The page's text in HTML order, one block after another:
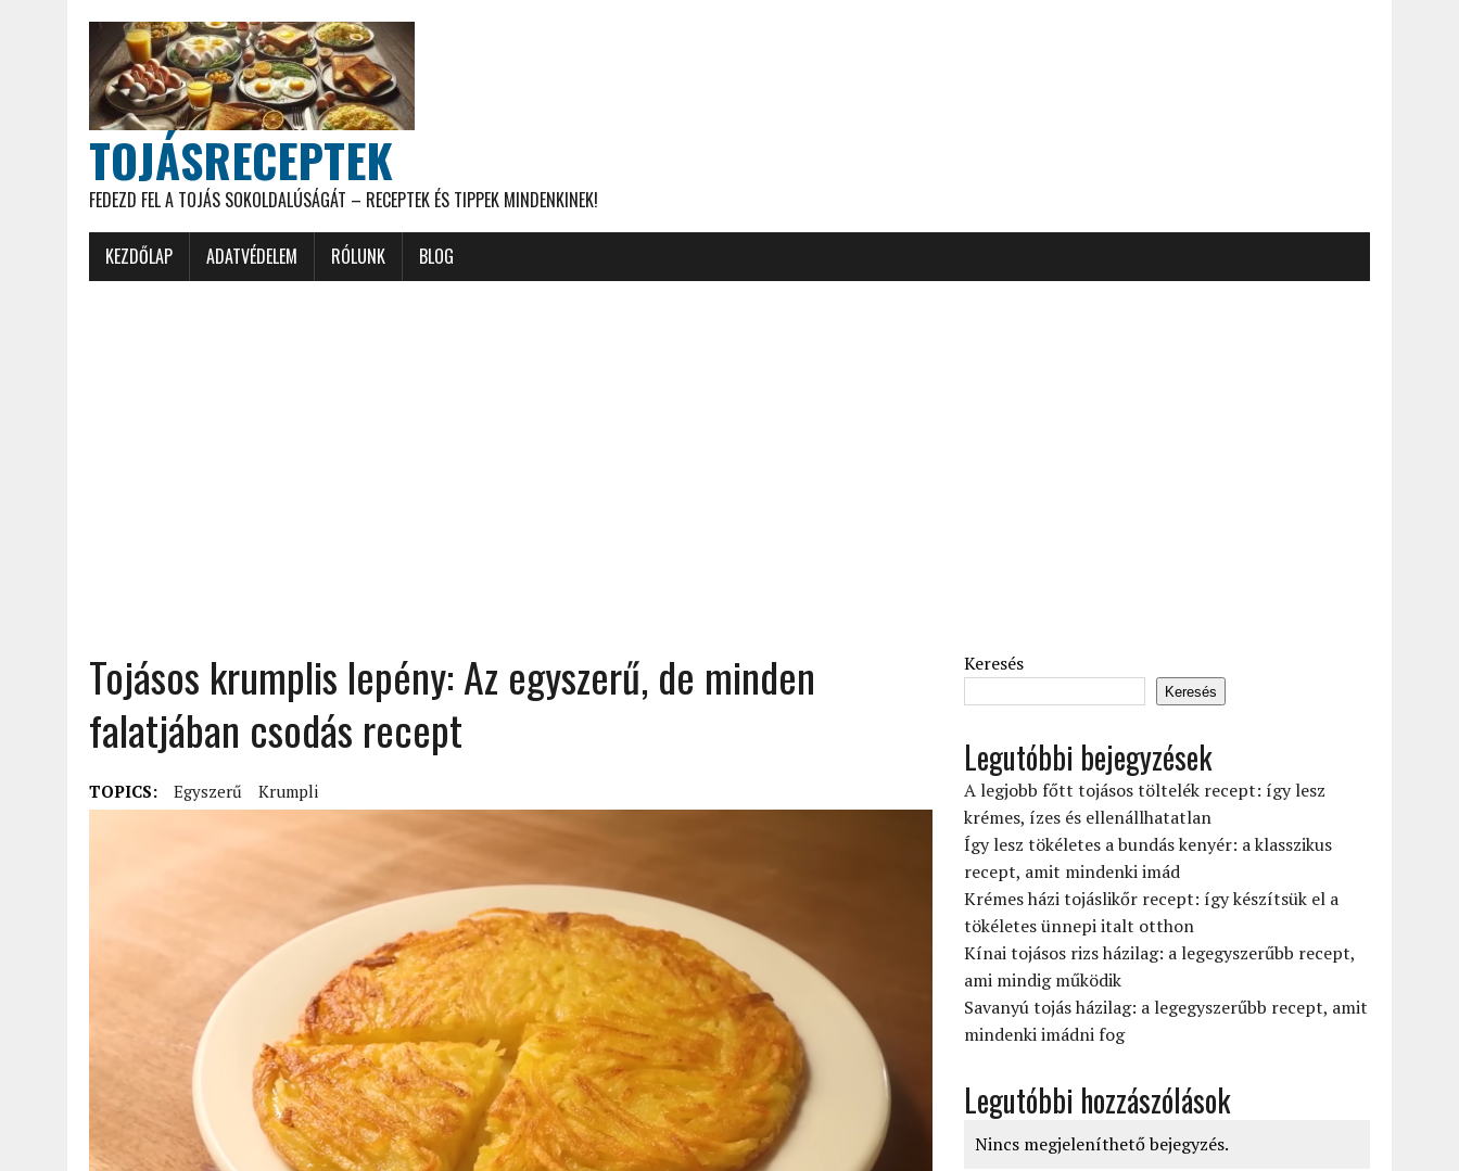
TOJÁSRECEPTEK
FEDEZD FEL A TOJÁS SOKOLDALÚSÁGÁT – RECEPTEK ÉS TIPPEK MINDENKINEK!
KEZDŐLAP ADATVÉDELEM RÓLUNK BLOG
Tojásos krumplis lepény: Az egyszerű, de minden
falatjában csodás recept
TOPICS: Egyszerű Krumpli
Keresés
Keresés
Legutóbbi bejegyzések
A legjobb főtt tojásos töltelék recept: így lesz
krémes, ízes és ellenállhatatlan
Így lesz tökéletes a bundás kenyér: a klasszikus
recept, amit mindenki imád
Krémes házi tojáslikőr recept: így készítsük el a
tökéletes ünnepi italt otthon
Kínai tojásos rizs házilag: a legegyszerűbb recept,
ami mindig működik
Savanyú tojás házilag: a legegyszerűbb recept, amit
mindenki imádni fog
Legutóbbi hozzászólások
Nincs megjeleníthető bejegyzés.